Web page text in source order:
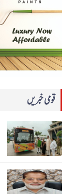
قومی خبریں